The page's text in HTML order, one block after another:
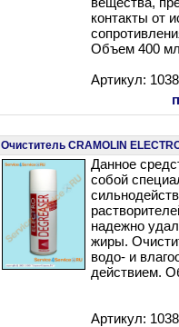
контакты от
Объем 400
Артикул:
Очиститель CRAMOLIN
Данное
собой
надежно
жиры.
водо- и
действием.
Артикул: